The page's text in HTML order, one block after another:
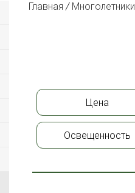
Главная / Многолетники
Цена
Освещенность